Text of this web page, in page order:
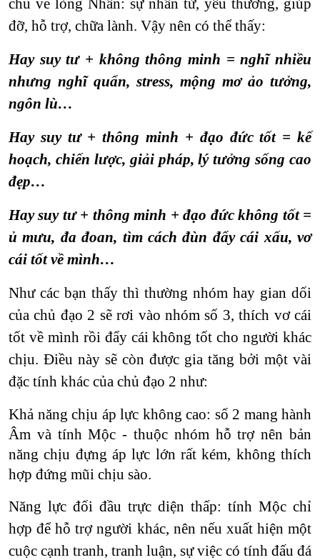
đỡ, hỗ trợ, chữa lành. Vậy nên có thể thấy:
Hay suy tư + không thông minh = nghĩ nhiều
nhưng nghĩ quẩn, stress, mộng mơ ảo tưởng,
ngôn lù…
Hay suy tư + thông minh + đạo đức tốt = kế
hoạch, chiến lược, giải pháp, lý tưởng sống cao
đẹp…
Hay suy tư + thông minh + đạo đức không tốt =
ủ mưu, đa đoan, tìm cách đùn đẩy cái xấu, vơ
cái tốt về mình…
Như các bạn thấy thì thường nhóm hay gian dối
của chủ đạo 2 sẽ rơi vào nhóm số 3, thích vơ cái
tốt về mình rồi đẩy cái không tốt cho người khác
chịu. Điều này sẽ còn được gia tăng bởi một vài
đặc tính khác của chủ đạo 2 như:
Khả năng chịu áp lực không cao: số 2 mang hành
Âm và tính Mộc - thuộc nhóm hỗ trợ nên bản
năng chịu đựng áp lực lớn rất kém, không thích
hợp đứng mũi chịu sào.
Năng lực đối đầu trực diện thấp: tính Mộc chỉ
hợp để hỗ trợ người khác, nên nếu xuất hiện một
cuộc cạnh tranh, tranh luận, sự việc có tính đấu đá